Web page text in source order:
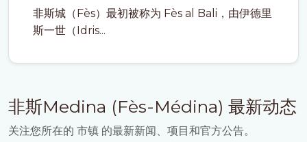
非斯城（Fès）最初被称为 Fès al Bali，由伊德里
斯一世（Idris...
非斯Medina (Fès-Médina) 最新动态
关注您所在的 市镇 的最新新闻、项目和官方公告。